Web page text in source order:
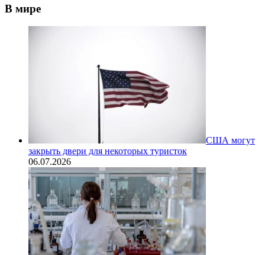
В мире
США могут
закрыть двери для некоторых туристок
06.07.2026